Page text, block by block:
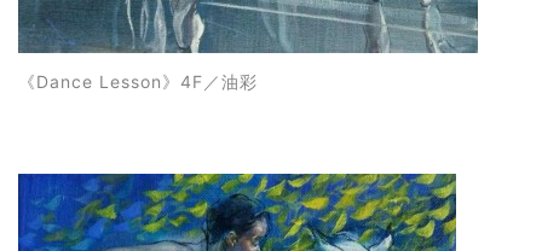
《Dance Lesson》4F ／油彩